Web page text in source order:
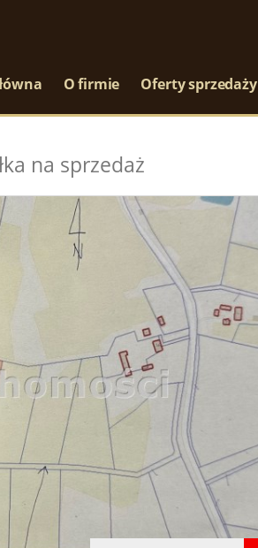
O firmie Oferty sprzedaży
na sprzedaż